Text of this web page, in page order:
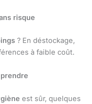
risque
? En déstockage,
à faible coût.
est sûr, quelques